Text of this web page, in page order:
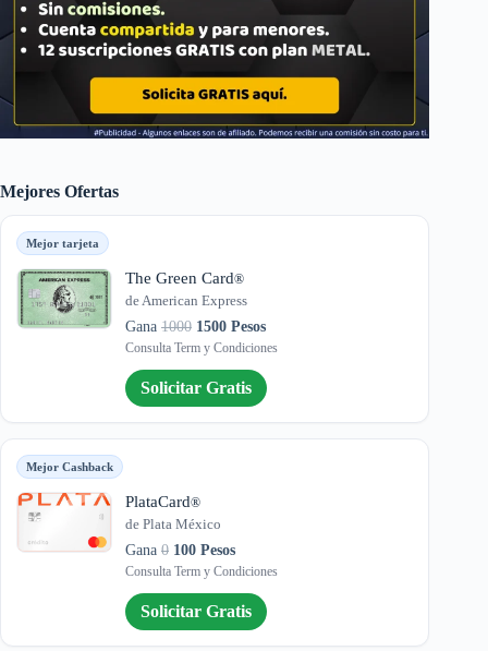
Mejores Ofertas
Mejor tarjeta
The Green Card®
de American Express
Gana 1000 1500 Pesos
Consulta Term y Condiciones
Solicitar Gratis
Mejor Cashback
PlataCard®
de Plata México
Gana 0 100 Pesos
Consulta Term y Condiciones
Solicitar Gratis